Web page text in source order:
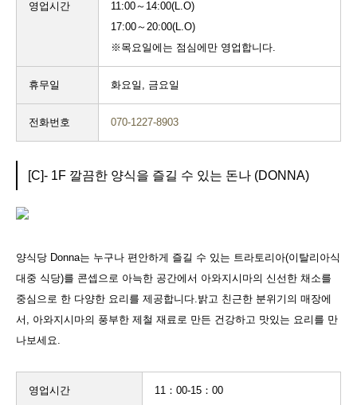
영업시간
11:00～14:00(L.O)
17:00～20:00(L.O)
※목요일에는 점심에만 영업합니다.
휴무일 화요일, 금요일
전화번호 070-1227-8903
[C]- 1F 깔끔한 양식을 즐길 수 있는 돈나 (DONNA)
양식당 Donna는 누구나 편안하게 즐길 수 있는 트라토리아(이탈리아식
대중 식당)를 콘셉으로 아늑한 공간에서 아와지시마의 신선한 채소를
중심으로 한 다양한 요리를 제공합니다.밝고 친근한 분위기의 매장에
서, 아와지시마의 풍부한 제철 재료로 만든 건강하고 맛있는 요리를 만
나보세요.
영업시간 11：00-15：00